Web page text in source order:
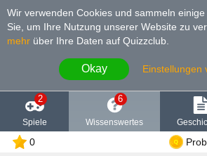
Wir verwenden Cookies und sammeln
Sie, um Ihre Nutzung unserer Website zu
mehr über Ihre Daten auf Quizzclub.
Okay Einstellungen
2
Spiele
6
Wissenswertes
0